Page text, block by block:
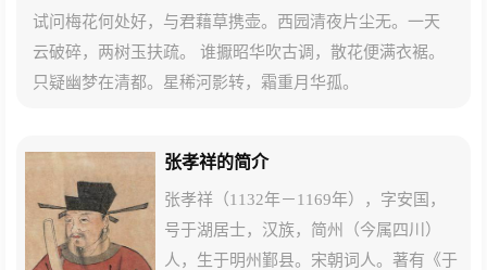
试问梅花何处好，与君藉草携壶。西园清夜片尘无。一天
云破碎，两树玉扶疏。 谁擫昭华吹古调，散花便满衣裾。
只疑幽梦在清都。星稀河影转，霜重月华孤。
张孝祥的简介
张孝祥（1132年－1169年），字安国，
号于湖居士，汉族，简州（今属四川）
人，生于明州鄞县。宋朝词人。著有《于